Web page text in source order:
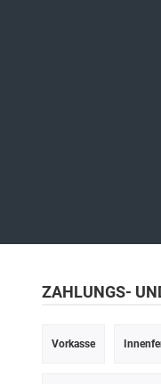
ZAHLUNGS-
Vorkasse